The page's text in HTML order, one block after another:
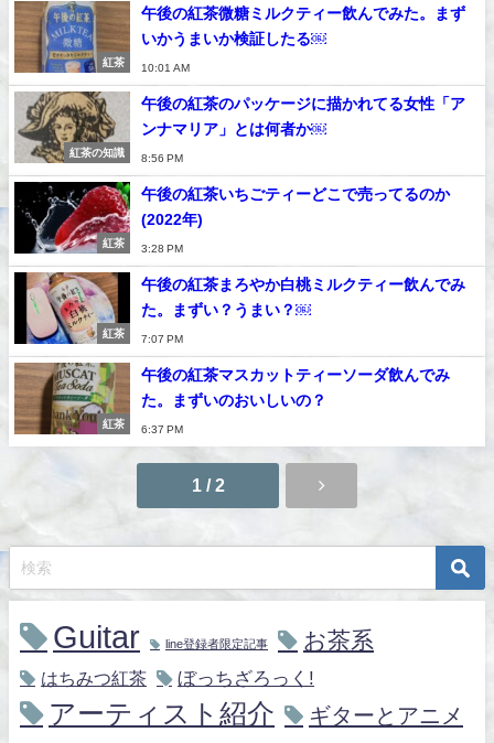
紅茶
午後の紅茶微糖ミルクティー飲んでみた。まず
いかうまいか検証したる￼
10:01 AM
紅茶の知識
午後の紅茶のパッケージに描かれてる女性「ア
ンナマリア」とは何者か￼
8:56 PM
紅茶
午後の紅茶いちごティーどこで売ってるのか
(2022年)
3:28 PM
紅茶
午後の紅茶まろやか白桃ミルクティー飲んでみ
た。まずい？うまい？￼
7:07 PM
紅茶
午後の紅茶マスカットティーソーダ飲んでみ
た。まずいのおいしいの？
6:37 PM
1 / 2
Guitar line登録者限定記事 お茶系
はちみつ紅茶 ぼっちざろっく!
アーティスト紹介 ギターとアニメ